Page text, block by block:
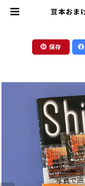
豆本おま
保存